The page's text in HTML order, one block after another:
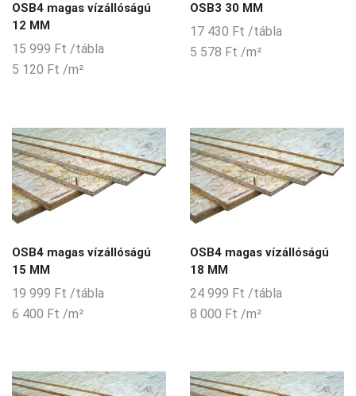
OSB4 magas vízállóságú
12 MM
15 999 Ft /tábla
5 120 Ft /m²
OSB3 30 MM
17 430 Ft /tábla
5 578 Ft /m²
OSB4 magas vízállóságú
15 MM
19 999 Ft /tábla
6 400 Ft /m²
OSB4 magas vízállóságú
18 MM
24 999 Ft /tábla
8 000 Ft /m²